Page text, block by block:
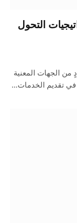
التحول
من الجهات المعنية
في تقديم الخدمات…